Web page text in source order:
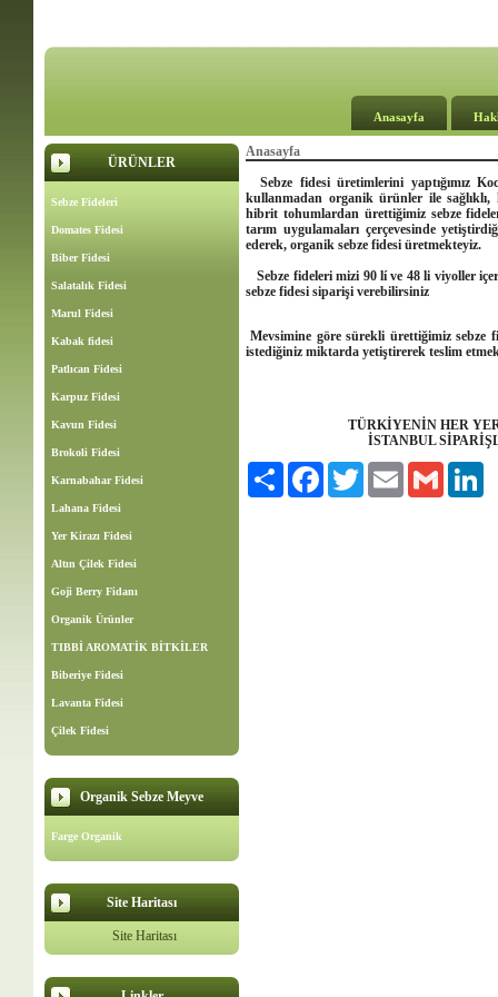
Anasayfa
ÜRÜNLER
Sebze Fideleri
Domates Fidesi
Biber Fidesi
Salatalık Fidesi
Marul Fidesi
Kabak fidesi
Patlıcan Fidesi
Karpuz Fidesi
Kavun Fidesi
Brokoli Fidesi
Karnabahar Fidesi
Lahana Fidesi
Yer Kirazı Fidesi
Altın Çilek Fidesi
Goji Berry Fidanı
Organik Ürünler
TIBBİ AROMATİK BİTKİLER
Biberiye Fidesi
Lavanta Fidesi
Çilek Fidesi
Organik Sebze Meyve
Farge Organik
Site Haritası
Site Haritası
Anasayfa
Sebze fidesi üretimlerini yaptığımız
kullanmadan organik ürünler ile
hibrit tohumlardan ürettiğimiz sebze
tarım uygulamaları çerçevesinde
ederek, organik sebze fidesi üretmekteyiz.
Sebze fideleri mizi 90 lí ve 48 li viyoller
sebze fidesi siparişi verebilirsiniz
Mevsimine göre sürekli ürettiğimiz sebze
istediğiniz miktarda yetiştirerek teslim
TÜRKİYENİN HER
İSTANBUL
Paylaş
FacebookTwitter Email Gmail